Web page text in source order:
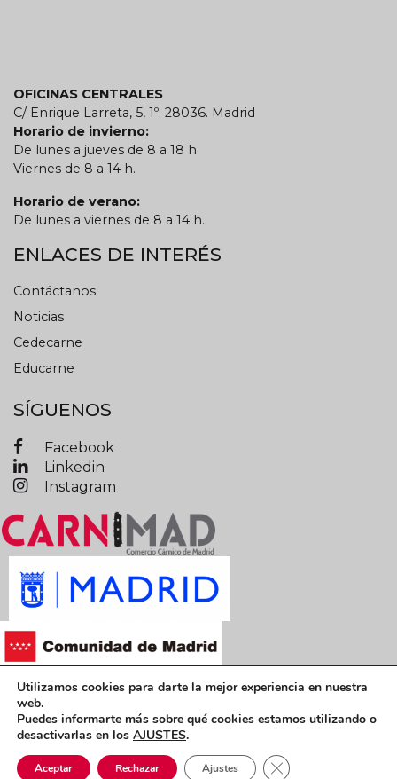
OFICINAS CENTRALES
C/ Enrique Larreta, 5, 1º. 28036. Madrid
Horario de invierno:
De lunes a jueves de 8 a 18 h.
Viernes de 8 a 14 h.
Horario de verano:
De lunes a viernes de 8 a 14 h.
ENLACES DE INTERÉS
Contáctanos
Noticias
Cedecarne
Educarne
SÍGUENOS
Facebook
Linkedin
Instagram
Términos y condiciones legales
Política de privacidad Política de cookies
CARNIMAD © 2019 Todos los derechos reservados
Utilizamos cookies para darte la mejor experiencia en nuestra
web.
Puedes informarte más sobre qué cookies estamos utilizando o
desactivarlas en los AJUSTES.
Aceptar Rechazar Ajustes Cerrar el banner de